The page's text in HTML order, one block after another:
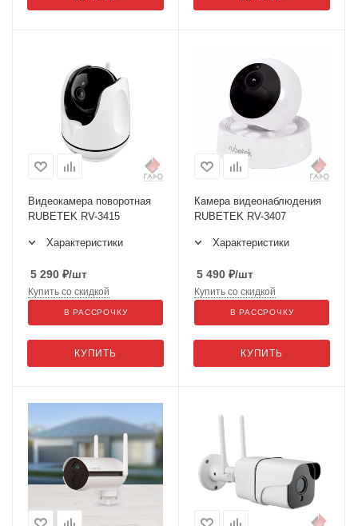
Видеокамера поворотная
RUBETEK RV-3415
Характеристики
5 290 ₽/шт
КУПИТЬ
Купить со скидкой
В РАССРОЧКУ
Камера видеонаблюдения
RUBETEK RV-3407
Характеристики
5 490 ₽/шт
КУПИТЬ
Купить со скидкой
В РАССРОЧКУ